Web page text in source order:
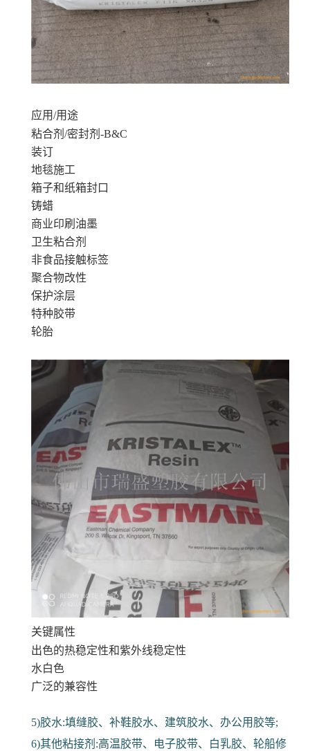
应用/用途
粘合剂/密封剂-B&C
装订
地毯施工
箱子和纸箱封口
铸蜡
商业印刷油墨
卫生粘合剂
非食品接触标签
聚合物改性
保护涂层
特种胶带
轮胎
关键属性
出色的热稳定性和紫外线稳定性
水白色
广泛的兼容性
5)胶水:填缝胶、补鞋胶水、建筑胶水、办公用胶等;
6)其他粘接剂:高温胶带、电子胶带、白乳胶、轮船修